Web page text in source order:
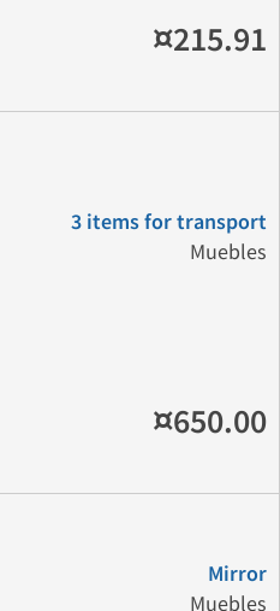
¤215.91
3 items for transport
Muebles
¤650.00
Mirror
Muebles